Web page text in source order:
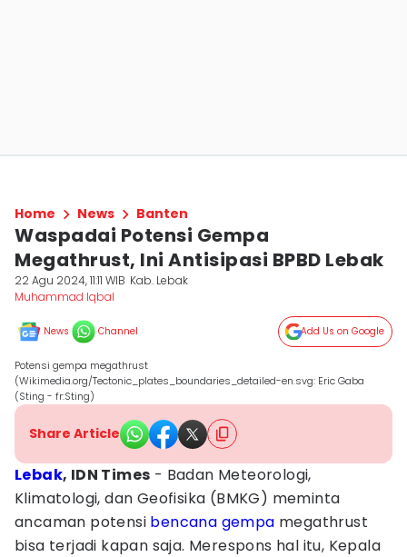
Home News Banten
Waspadai Potensi Gempa
Megathrust, Ini Antisipasi BPBD Lebak
22 Agu 2024, 11:11 WIB Kab. Lebak
Muhammad Iqbal
News Channel Add Us on Google
Potensi gempa megathrust
(Wikimedia.org/Tectonic_plates_boundaries_detailed-en.svg: Eric Gaba
(Sting - fr:Sting)
Share Article
Lebak, IDN Times - Badan Meteorologi,
Klimatologi, dan Geofisika (BMKG) meminta
ancaman potensi bencana gempa megathrust
bisa terjadi kapan saja. Merespons hal itu, Kepala